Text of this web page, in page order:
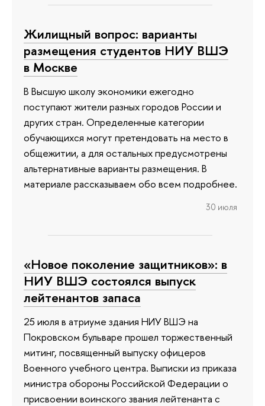
Жилищный вопрос: варианты
размещения студентов НИУ ВШЭ
в Москве
В Высшую школу экономики ежегодно
поступают жители разных городов России и
других стран. Определенные категории
обучающихся могут претендовать на место в
общежитии, а для остальных предусмотрены
альтернативные варианты размещения. В
материале рассказываем обо всем подробнее.
30 июля
«Новое поколение защитников»: в
НИУ ВШЭ состоялся выпуск
лейтенантов запаса
25 июля в атриуме здания НИУ ВШЭ на
Покровском бульваре прошел торжественный
митинг, посвященный выпуску офицеров
Военного учебного центра. Выписки из приказа
министра обороны Российской Федерации о
присвоении воинского звания лейтенанта с